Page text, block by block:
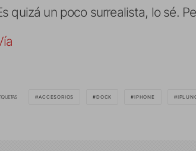
quizá un poco surrealista, lo sé.
ACCESORIOS DOCK IPHONE